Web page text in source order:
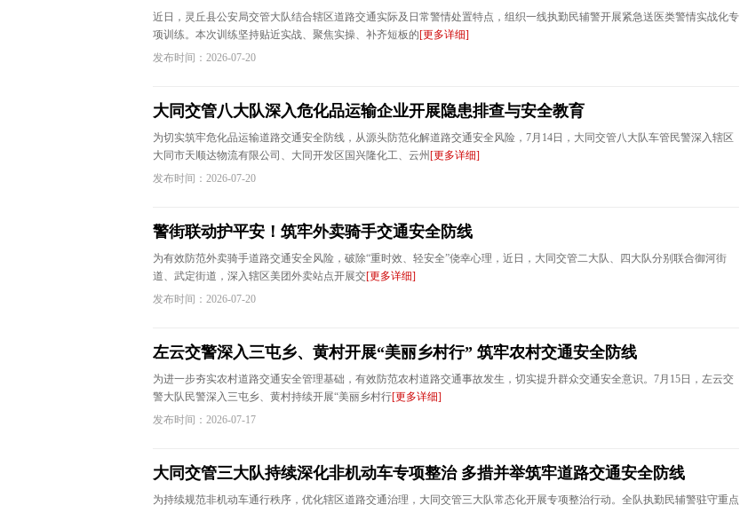
近日，灵丘县公安局交管大队结合辖区道路交通实际及日常警情处置特点，组织一线执勤民辅警开展紧急送医类警情实战化专
项训练。本次训练坚持贴近实战、聚焦实操、补齐短板的[更多详细]
发布时间：2026-07-20
大同交管八大队深入危化品运输企业开展隐患排查与安全教育
为切实筑牢危化品运输道路交通安全防线，从源头防范化解道路交通安全风险，7月14日，大同交管八大队车管民警深入辖区
大同市天顺达物流有限公司、大同开发区国兴隆化工、云州 [更多详细]
发布时间：2026-07-20
警街联动护平安！筑牢外卖骑手交通安全防线
为有效防范外卖骑手道路交通安全风险，破除“重时效、轻安全”侥幸心理，近日，大同交管二大队、四大队分别联合御河街
道、武定街道，深入辖区美团外卖站点开展交[更多详细]
发布时间：2026-07-20
左云交警深入三屯乡、黄村开展“美丽乡村行” 筑牢农村交通安全防线
为进一步夯实农村道路交通安全管理基础，有效防范农村道路交通事故发生，切实提升群众交通安全意识。7月15日，左云交
警大队民警深入三屯乡、黄村持续开展“美丽乡村行[更多详细]
发布时间：2026-07-17
大同交管三大队持续深化非机动车专项整治 多措并举筑牢道路交通安全防线
为持续规范非机动车通行秩序，优化辖区道路交通治理，大同交管三大队常态化开展专项整治行动。全队执勤民辅警驻守重点